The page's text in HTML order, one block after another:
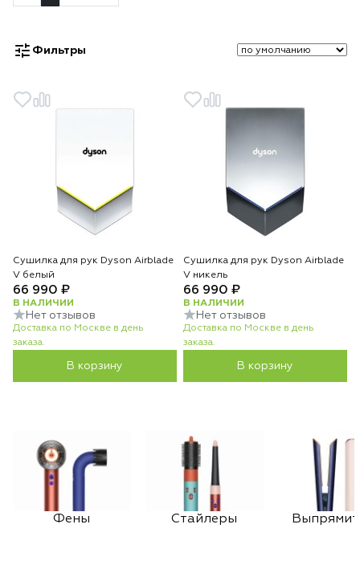
Фильтры
Сушилка для рук Dyson Airblade
V белый
66 990 ₽
В НАЛИЧИИ
Нет отзывов
Доставка по Москве в день
заказа.
В корзину
Сушилка для рук Dyson Airblade
V никель
66 990 ₽
В НАЛИЧИИ
Нет отзывов
Доставка по Москве в день
заказа.
В корзину
Фены Стайлеры